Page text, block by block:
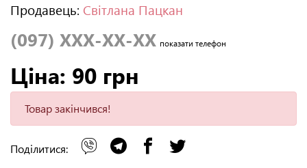
Продавець: Світлана Пацкан
(097) XXX-XX-XX показати телефон
Ціна: 90 грн
Товар закінчився!
Поділитися: